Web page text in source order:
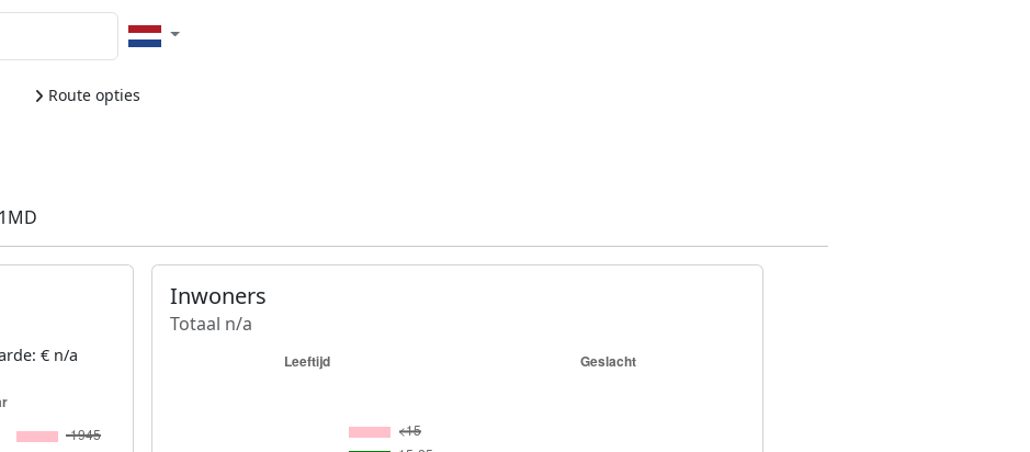
Route opties
€ n/a
Inwoners
Totaal n/a